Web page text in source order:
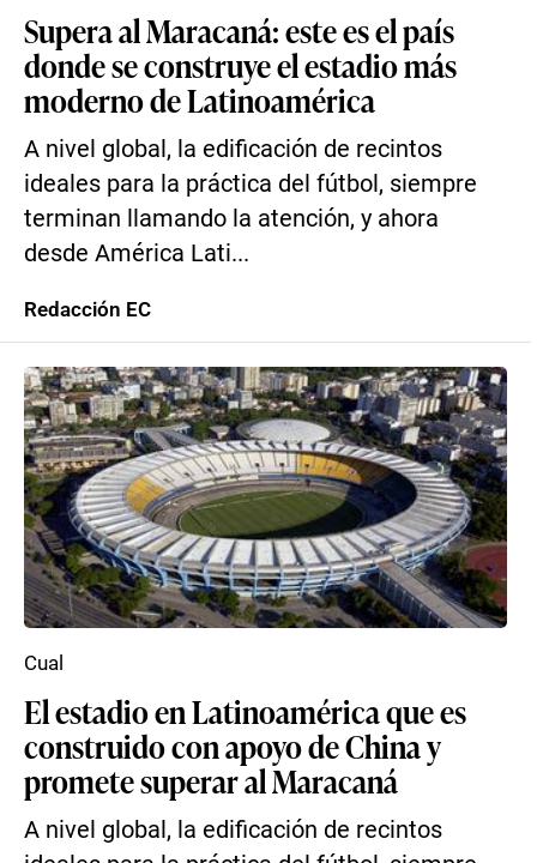
Supera al Maracaná: este es el país
donde se construye el estadio más
moderno de Latinoamérica
A nivel global, la edificación de recintos
ideales para la práctica del fútbol, siempre
terminan llamando la atención, y ahora
desde América Lati...
Redacción EC
El estadio en Latinoamérica que es
construido con apoyo de China y
promete superar al Maracaná
A nivel global, la edificación de recintos
Cual